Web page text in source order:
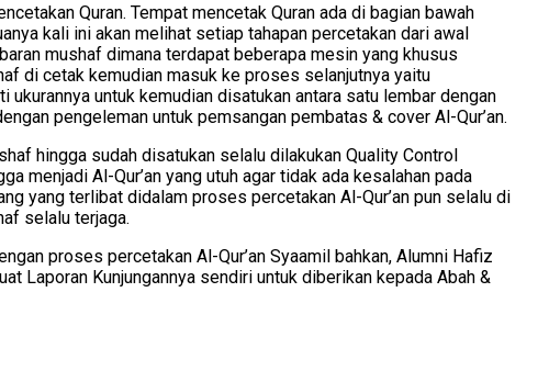
Quran. Tempat mencetak Quran ada di bagian bawah
kali ini akan melihat setiap tahapan percetakan dari awal
mushaf dimana terdapat beberapa mesin yang khusus
di cetak kemudian masuk ke proses selanjutnya yaitu
untuk kemudian disatukan antara satu lembar dengan
pengeleman untuk pemsangan pembatas & cover Al-Qur’an.
hingga sudah disatukan selalu dilakukan Quality Control
menjadi Al-Qur’an yang utuh agar tidak ada kesalahan pada
yang terlibat didalam proses percetakan Al-Qur’an pun selalu di
selalu terjaga.
proses percetakan Al-Qur’an Syaamil bahkan, Alumni Hafiz
Laporan Kunjungannya sendiri untuk diberikan kepada Abah &